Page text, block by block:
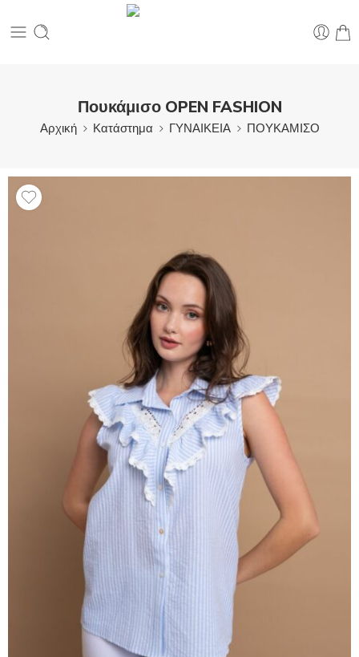
Πουκάμισο OPEN FASHION
Αρχική Κατάστημα ΓΥΝΑΙΚΕΙΑ ΠΟΥΚΑΜΙΣΟ